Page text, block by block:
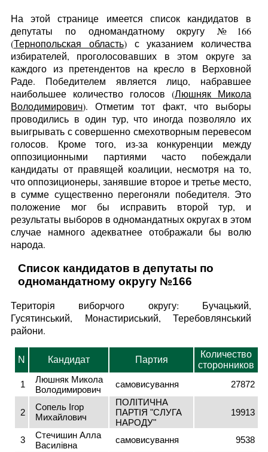
На этой странице имеется список кандидатов в
депутаты по одномандатному округу №166
(Тернопольская область) с указанием количества
избирателей, проголосовавших в этом округе за
каждого из претендентов на кресло в Верховной
Раде. Победителем является лицо, набравшее
наибольшее количество голосов (Люшняк Микола
Володимирович). Отметим тот факт, что выборы
проводились в один тур, что иногда позволяло их
выигрывать с совершенно смехотворным перевесом
голосов. Кроме того, из-за конкуренции между
оппозиционными партиями часто побеждали
кандидаты от правящей коалиции, несмотря на то,
что оппозиционеры, занявшие второе и третье место,
в сумме существенно перегоняли победителя. Это
положение мог бы исправить второй тур, и
результаты выборов в одномандатных округах в этом
случае намного адекватнее отображали бы волю
народа.
Список кандидатов в депутаты по
одномандатному округу №166
Територія виборчого округу: Бучацький,
Гусятинський, Монастириський, Теребовлянський
райони.
N Кандидат Партия
Количество
сторонников
1
Люшняк Микола
Володимирович
самовисування 27872
2
Сопель Ігор
Михайлович
ПОЛІТИЧНА
ПАРТІЯ "СЛУГА
НАРОДУ"
19913
3
Стечишин Алла
Василівна
самовисування 9538